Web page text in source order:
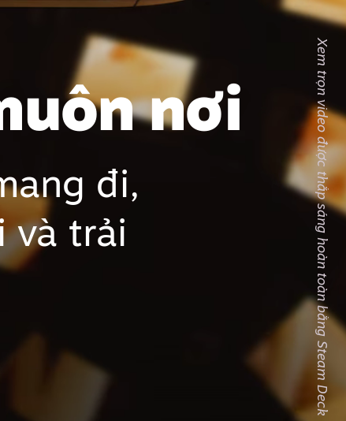
nơi
đi,
và trải
Xem trọn video được thắp sáng hoàn toàn bằng Steam Deck